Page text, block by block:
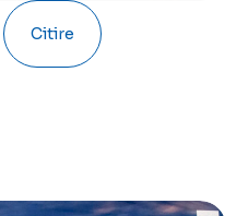
Citire